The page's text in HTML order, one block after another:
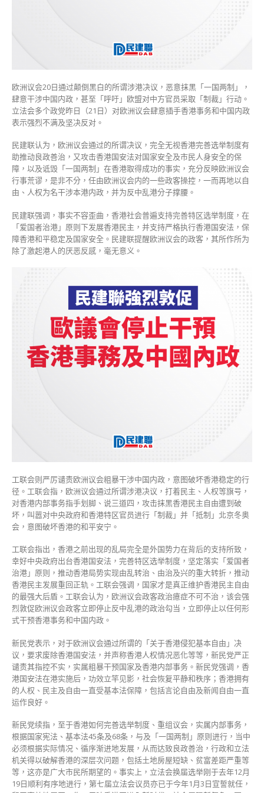
止
干
预
港
中
欧洲议会20日通过颠倒黑白的所谓涉港决议，恶意抹黑「一国两制」，
肆意干涉中国内政，甚至「呼吁」欧盟对中方官员采取「制裁」行动。
立法会多个政党昨日（21日）对欧洲议会肆意插手香港事务和中国内政
表示强烈不满及坚决反对。
民建联认为，欧洲议会通过的所谓决议，完全无视香港完善选举制度有
助推动良政善治，又攻击香港国安法对国家安全及市民人身安全的保
障，以及诋毁「一国两制」在香港取得成功的事实，充分反映欧洲议会
行事荒谬，是非不分，任由欧洲议会内的一些政客操控，一而再地以自
由、人权为名干涉本港内政，并为反中乱港分子撑腰。
民建联强调，事实不容歪曲，香港社会普遍支持完善特区选举制度，在
「爱国者治港」原则下发展香港民主，并支持严格执行香港国安法，保
障香港和平稳定及国家安全。民建联提醒欧洲议会的政客，其所作所为
除了激起港人的厌恶反感，毫无意义。
工联会则严厉谴责欧洲议会粗暴干涉中国内政，意图破坏香港稳定的行
径。工联会指，欧洲议会通过所谓涉港决议，打着民主、人权等旗号，
对香港内部事务指手划脚、说三道四，攻击抹黑香港民主自由遭到破
坏，叫嚣对中央政府和香港特区官员进行「制裁」并「抵制」北京冬奥
会，意图破坏香港的和平安宁。
工联会指出，香港之前出现的乱局完全是外国势力在背后的支持所致，
幸好中央政府出台香港国安法，完善特区选举制度，坚定落实「爱国者
治港」原则，推动香港局势实现由乱转治、由治及兴的重大转折，推动
香港民主发展重回正轨。工联会强调，国家才是真正维护香港民主自由
的最强大后盾。工联会认为，欧洲议会政客政治癔症不可不治，该会强
烈敦促欧洲议会政客立即停止反中乱港的政治勾当，立即停止以任何形
式干预香港事务和中国内政。
新民党表示，对于欧洲议会通过所谓的「关于香港侵犯基本自由」决
议，要求废除香港国安法，并声称香港人权情况恶化等等，新民党严正
谴责其指控不实，实属粗暴干预国家及香港内部事务。新民党强调，香
港国安法在港实施后，功效立竿见影，社会恢复平静和秩序；香港拥有
的人权、民主及自由一直受基本法保障，包括言论自由及新闻自由一直
运作良好。
新民党续指，至于香港如何完善选举制度、重组议会，实属内部事务，
根据国家宪法、基本法45条及68条，与及「一国两制」原则进行，当中
必须根据实际情况、循序渐进地发展，从而达致良政善治，行政和立法
机关得以破解香港的深层次问题，包括土地房屋短缺、贫富差距严重等
等，这亦是广大市民所期望的。事实上，立法会换届选举刚于去年12月
19日顺利有序地进行，第七届立法会议员亦已于今年1月3日宣誓就任，